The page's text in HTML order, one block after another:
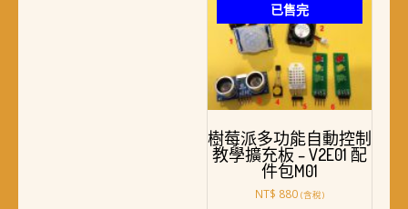
已售完
樹莓派多功能自動控制
教學擴充板 – V2E01 配
件包M01
NT$ 880 (含稅)